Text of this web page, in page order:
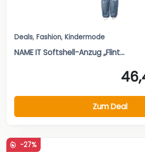
Deals, Fashion, Kindermode
NAME IT Softshell-Anzug „Flint...
Zum Deal
-27%